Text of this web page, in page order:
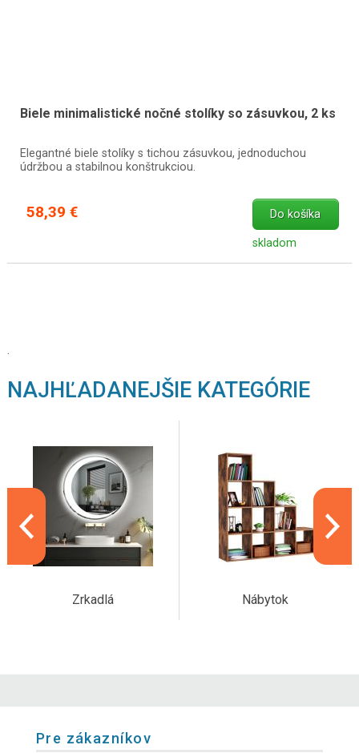
Biele minimalistické nočné stolíky so zásuvkou, 2 ks
Elegantné biele stolíky s tichou zásuvkou, jednoduchou
údržbou a stabilnou konštrukciou.
58,39 € Do košíka
skladom
.
NAJHĽADANEJŠIE KATEGÓRIE
Zrkadlá Nábytok
Pre zákazníkov